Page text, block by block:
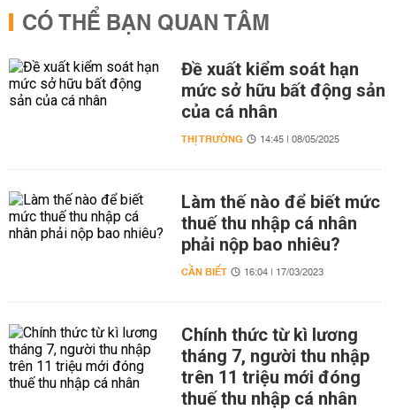
CÓ THỂ BẠN QUAN TÂM
Đề xuất kiểm soát hạn
mức sở hữu bất động sản
của cá nhân
THỊ TRƯỜNG 14:45 | 08/05/2025
Làm thế nào để biết mức
thuế thu nhập cá nhân
phải nộp bao nhiêu?
CẦN BIẾT 16:04 | 17/03/2023
Chính thức từ kì lương
tháng 7, người thu nhập
trên 11 triệu mới đóng
thuế thu nhập cá nhân